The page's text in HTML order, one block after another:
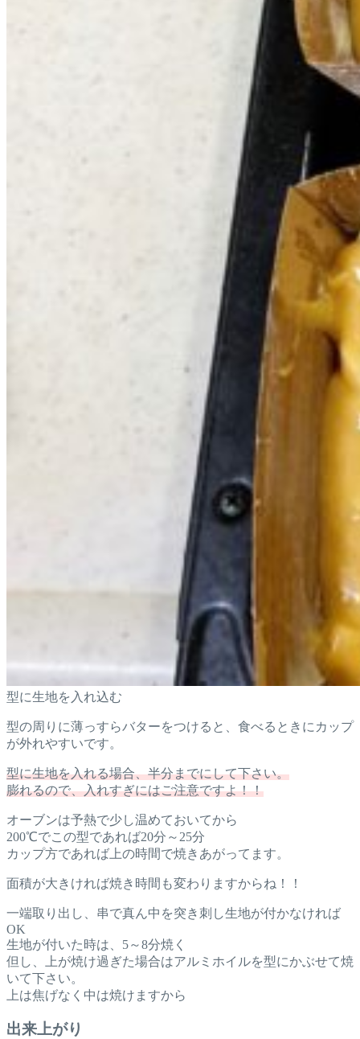
型に生地を入れ込む
型の周りに薄っすらバターをつけると、食べるときにカップ
が外れやすいです。
型に生地を入れる場合、半分までにして下さい。
膨れるので、入れすぎにはご注意ですよ！！
オーブンは予熱で少し温めておいてから
200℃でこの型であれば20分～25分
カップ方であれば上の時間で焼きあがってます。
面積が大きければ焼き時間も変わりますからね！！
一端取り出し、串で真ん中を突き刺し生地が付かなければ
OK
生地が付いた時は、5～8分焼く
但し、上が焼け過ぎた場合はアルミホイルを型にかぶせて焼
いて下さい。
上は焦げなく中は焼けますから
出来上がり